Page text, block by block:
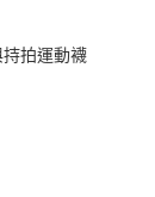
拍運動襪
page/